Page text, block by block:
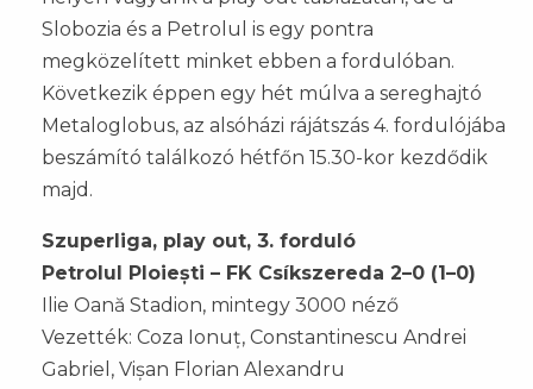
Slobozia és a Petrolul is egy pontra
megközelített minket ebben a fordulóban.
Következik éppen egy hét múlva a sereghajtó
Metaloglobus, az alsóházi rájátszás 4. fordulójába
beszámító találkozó hétfőn 15.30-kor kezdődik
majd.
Szuperliga, play out, 3. forduló
Petrolul Ploiești – FK Csíkszereda 2–0 (1–0)
Ilie Oană Stadion, mintegy 3000 néző
Vezették: Coza Ionuț, Constantinescu Andrei
Gabriel, Vișan Florian Alexandru